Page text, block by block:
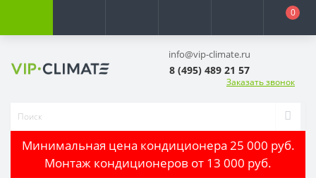
0
info@vip-climate.ru
8 (495) 489 21 57
Заказать звонок
Минимальная цена кондиционера 25 000 руб.
Монтаж кондиционеров от 13 000 руб.